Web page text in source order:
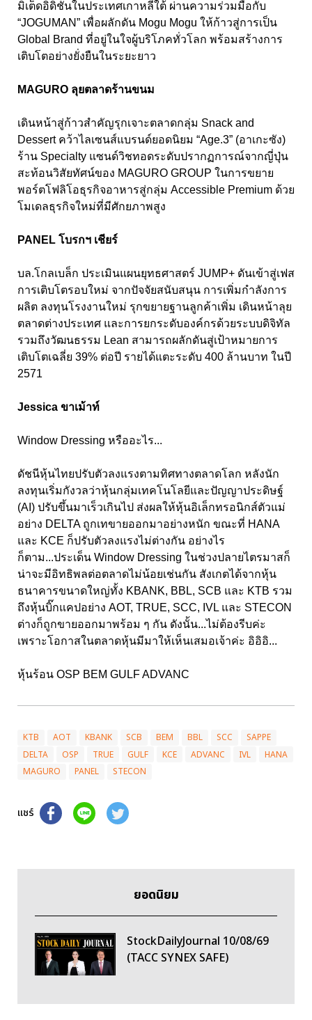
มิเต็ดอิดิชันในประเทศเกาหลีใต้ ผ่านความร่วมมือกับ
“JOGUMAN” เพื่อผลักดัน Mogu Mogu ให้ก้าวสู่การเป็น
Global Brand ที่อยู่ในใจผู้บริโภคทั่วโลก พร้อมสร้างการ
เติบโตอย่างยั่งยืนในระยะยาว
MAGURO ลุยตลาดร้านขนม
เดินหน้าสู่ก้าวสำคัญรุกเจาะตลาดกลุ่ม Snack and
Dessert คว้าไลเซนส์แบรนด์ยอดนิยม “Age.3” (อาเกะซัง)
ร้าน Specialty แซนด์วิชทอดระดับปรากฏการณ์จากญี่ปุ่น
สะท้อนวิสัยทัศน์ของ MAGURO GROUP ในการขยาย
พอร์ตโฟลิโอธุรกิจอาหารสู่กลุ่ม Accessible Premium ด้วย
โมเดลธุรกิจใหม่ที่มีศักยภาพสูง
PANEL โบรกฯ เชียร์
บล.โกลเบล็ก ประเมินแผนยุทธศาสตร์ JUMP+ ดันเข้าสู่เฟส
การเติบโตรอบใหม่ จากปัจจัยสนับสนุน การเพิ่มกำลังการ
ผลิต ลงทุนโรงงานใหม่ รุกขยายฐานลูกค้าเพิ่ม เดินหน้าลุย
ตลาดต่างประเทศ และการยกระดับองค์กรด้วยระบบดิจิทัล
รวมถึงวัฒนธรรม Lean สามารถผลักดันสู่เป้าหมายการ
เติบโตเฉลี่ย 39% ต่อปี รายได้แตะระดับ 400 ล้านบาท ในปี
2571
Jessica ขาเม้าท์
Window Dressing หรืออะไร...
ดัชนีหุ้นไทยปรับตัวลงแรงตามทิศทางตลาดโลก หลังนัก
ลงทุนเริ่มกังวลว่าหุ้นกลุ่มเทคโนโลยีและปัญญาประดิษฐ์
(AI) ปรับขึ้นมาเร็วเกินไป ส่งผลให้หุ้นอิเล็กทรอนิกส์ตัวแม่
อย่าง DELTA ถูกเทขายออกมาอย่างหนัก ขณะที่ HANA
และ KCE ก็ปรับตัวลงแรงไม่ต่างกัน อย่างไร
ก็ตาม...ประเด็น Window Dressing ในช่วงปลายไตรมาสก็
น่าจะมีอิทธิพลต่อตลาดไม่น้อยเช่นกัน สังเกตได้จากหุ้น
ธนาคารขนาดใหญ่ทั้ง KBANK, BBL, SCB และ KTB รวม
ถึงหุ้นบิ๊กแคปอย่าง AOT, TRUE, SCC, IVL และ STECON
ต่างก็ถูกขายออกมาพร้อม ๆ กัน ดังนั้น...ไม่ต้องรีบค่ะ
เพราะโอกาสในตลาดหุ้นมีมาให้เห็นเสมอเจ้าค่ะ อิอิอิ...
หุ้นร้อน OSP BEM GULF ADVANC
KTB AOT KBANK SCB BEM BBL SCC
SAPPE
DELTA
OSP TRUE GULF KCE ADVANC IVL
HANA
MAGURO
PANEL STECON
แชร์
ยอดนิยม
StockDailyJournal 10/08/69
(TACC SYNEX SAFE)